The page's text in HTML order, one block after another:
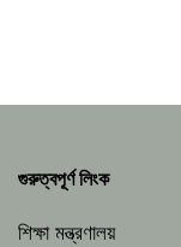
গুরুত্বপূর্ণ লিংক
শিক্ষা মন্ত্রণালয়